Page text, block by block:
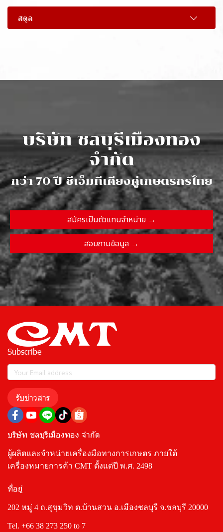
สตูล
บริษัทชลบุรีเมืองทอง
จำกัด
กว่า70ปีซีเอ็มทีเคียงคู่เกษตรกรไทย
สมัครเป็นตัวแทนจำหน่าย →
สอบถามข้อมูล →
Subscribe
รับข่าวสาร
บริษัท ชลบุรีเมืองทอง จำกัด
ผู้ผลิตและจำหน่ายเครื่องมือทางการเกษตร ภายใต้
เครื่องหมายการค้า CMT ตั้งแต่ปี พ.ศ. 2498
ที่อยู่
202 หมู่ 4 ถ.สุขุมวิท ต.บ้านสวน อ.เมืองชลบุรี จ.ชลบุรี 20000
Tel. +66 38 273 250 to 7